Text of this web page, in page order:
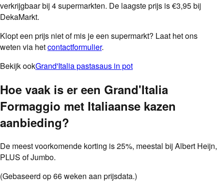
verkrijgbaar bij 4 supermarkten. De laagste prijs is €3,95 bij
DekaMarkt.
Klopt een prijs niet of mis je een supermarkt? Laat het ons
weten via hetcontactformulier.
Bekijk ookGrand'Italia pastasaus in pot
Hoe vaak is er een Grand'Italia
Formaggio met Italiaanse kazen
aanbieding?
De meest voorkomende korting is25%, meestal bijAlbert Heijn,
PLUS of Jumbo.
(Gebaseerd op66weken aan prijsdata.)